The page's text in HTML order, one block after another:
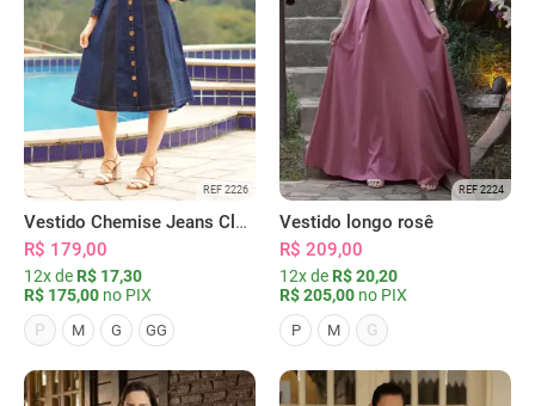
REF 2226
Vestido Chemise Jeans Clássica Serena
R$ 179,00
12x de R$ 17,30
R$ 175,00 no PIX
P
M G GG
REF 2224
Vestido longo rosê
R$ 209,00
12x de R$ 20,20
R$ 205,00 no PIX
P M G